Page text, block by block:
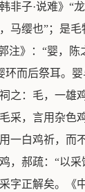
非子·说难》“
马缨也”；是
注》：“婴，陈
而后祭耳。婴
之：毛，一雄
采，言用杂色
一白鸡祈，而
，郝疏：“以
字正解矣。《